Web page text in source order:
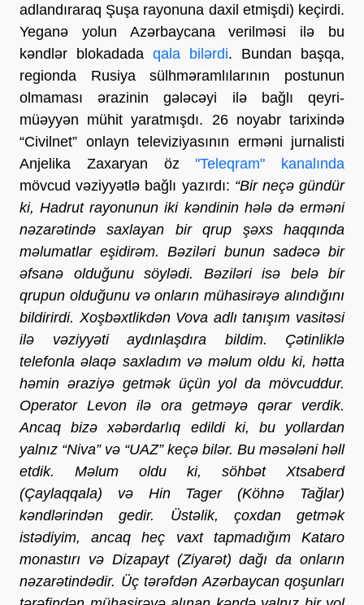
adlandıraraq Şuşa rayonuna daxil etmişdi) keçirdi.
Yeganə yolun Azərbaycana verilməsi ilə bu
kəndlər blokadada qala bilərdi. Bundan başqa,
regionda Rusiya sülhməramlılarının postunun
olmaması ərazinin gələcəyi ilə bağlı qeyri-
müəyyən mühit yaratmışdı. 26 noyabr tarixində
“Civilnet” onlayn televiziyasının erməni jurnalisti
Anjelika Zaxaryan öz"Teleqram" kanalında
mövcud vəziyyətlə bağlı yazırdı: “Bir neçə gündür
ki, Hadrut rayonunun iki kəndinin hələ də erməni
nəzarətində saxlayan bir qrup şəxs haqqında
məlumatlar eşidirəm. Bəziləri bunun sadəcə bir
əfsanə olduğunu söylədi. Bəziləri isə belə bir
qrupun olduğunu və onların mühasirəyə alındığını
bildirirdi. Xoşbəxtlikdən Vova adlı tanışım vasitəsi
ilə vəziyyəti aydınlaşdıra bildim. Çətinliklə
telefonla əlaqə saxladım və məlum oldu ki, hətta
həmin əraziyə getmək üçün yol da mövcuddur.
Operator Levon ilə ora getməyə qərar verdik.
Ancaq bizə xəbərdarlıq edildi ki, bu yollardan
yalnız “Niva” və “UAZ” keçə bilər. Bu məsələni həll
etdik. Məlum oldu ki, söhbət Xtsaberd
(Çaylaqqala) və Hin Tager (Köhnə Tağlar)
kəndlərindən gedir. Üstəlik, çoxdan getmək
istədiyim, ancaq heç vaxt tapmadığım Kataro
monastırı və Dizapayt (Ziyarət) dağı da onların
nəzarətindədir. Üç tərəfdən Azərbaycan qoşunları